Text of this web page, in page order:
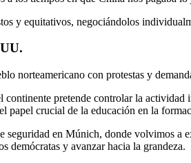
y equitativos, negociándolos
norteamericano con protestas y
continente pretende controlar la
papel crucial de la educación en la
seguridad en Múnich, donde volvimos a
demócratas y avanzar hacia la grandeza.